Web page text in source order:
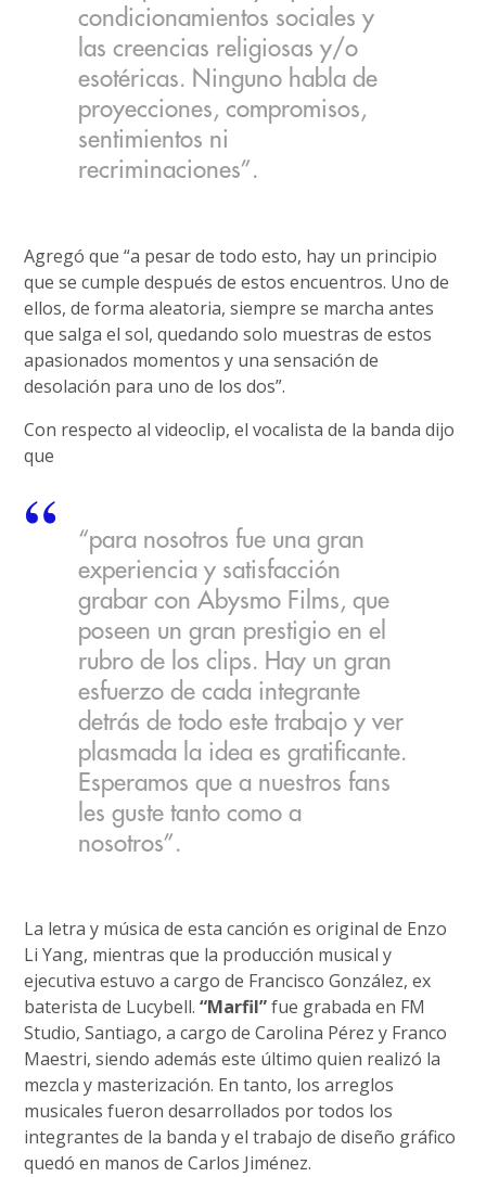
condicionamientos sociales y
las creencias religiosas y/o
esotéricas. Ninguno habla de
proyecciones, compromisos,
sentimientos ni
recriminaciones”.
Agregó que “a pesar de todo esto, hay un principio
que se cumple después de estos encuentros. Uno de
ellos, de forma aleatoria, siempre se marcha antes
que salga el sol, quedando solo muestras de estos
apasionados momentos y una sensación de
desolación para uno de los dos”.
Con respecto al videoclip, el vocalista de la banda dijo
que
“para nosotros fue una gran
experiencia y satisfacción
grabar con Abysmo Films, que
poseen un gran prestigio en el
rubro de los clips. Hay un gran
esfuerzo de cada integrante
detrás de todo este trabajo y ver
plasmada la idea es gratificante.
Esperamos que a nuestros fans
les guste tanto como a
nosotros”.
La letra y música de esta canción es original de Enzo
Li Yang, mientras que la producción musical y
ejecutiva estuvo a cargo de Francisco González, ex
baterista de Lucybell.“Marfil”fue grabada en FM
Studio, Santiago, a cargo de Carolina Pérez y Franco
Maestri, siendo además este último quien realizó la
mezcla y masterización. En tanto, los arreglos
musicales fueron desarrollados por todos los
integrantes de la banda y el trabajo de diseño gráfico
quedó en manos de Carlos Jiménez.